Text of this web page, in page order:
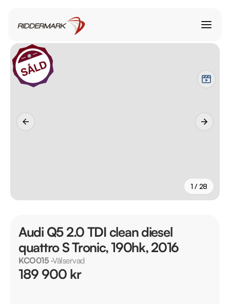
1 / 28
Audi Q5 2.0 TDI clean diesel
quattro S Tronic, 190hk, 2016
KCO015 ·Välservad
189 900 kr